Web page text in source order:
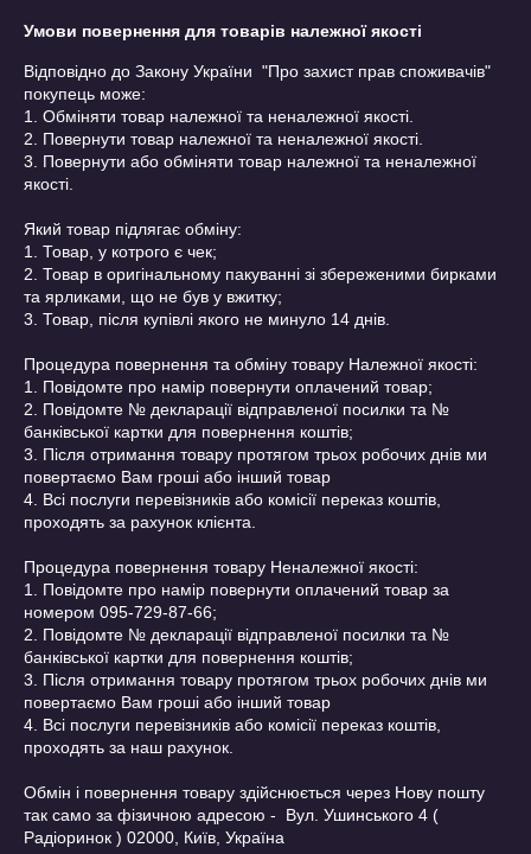
Умови повернення для товарів належної якості
Відповідно до Закону України  "Про захист прав споживачів"
покупець може:
1. Обміняти товар належної та неналежної якості.
2. Повернути товар належної та неналежної якості.
3. Повернути або обміняти товар належної та неналежної
якості.
Який товар підлягає обміну:
1. Товар, у котрого є чек;
2. Товар в оригінальному пакуванні зі збереженими бирками
та ярликами, що не був у вжитку;
3. Товар, після купівлі якого не минуло 14 днів.
Процедура повернення та обміну товару Належної якості:
1. Повідомте про намір повернути оплачений товар;
2. Повідомте № декларації відправленої посилки та №
банківської картки для повернення коштів;
3. Після отримання товару протягом трьох робочих днів ми
повертаємо Вам гроші або інший товар
4. Всі послуги перевізників або комісії переказ коштів,
проходять за рахунок клієнта.
Процедура повернення товару Неналежної якості:
1. Повідомте про намір повернути оплачений товар за
номером 095-729-87-66;
2. Повідомте № декларації відправленої посилки та №
банківської картки для повернення коштів;
3. Після отримання товару протягом трьох робочих днів ми
повертаємо Вам гроші або інший товар
4. Всі послуги перевізників або комісії переказ коштів,
проходять за наш рахунок.
Обмін і повернення товару здійснюється через Нову пошту
так само за фізичною адресою -  Вул. Ушинського 4 (
Радіоринок ) 02000, Київ, Україна